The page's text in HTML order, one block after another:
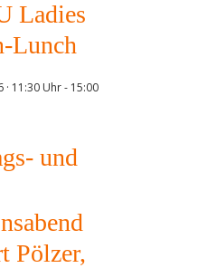
Ladies
Lunch
11:30 Uhr- 15:00
und
Pölzer,